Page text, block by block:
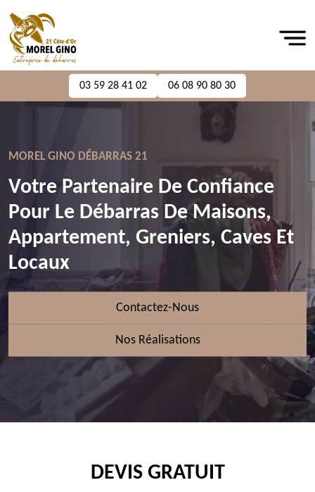
03 59 28 41 02 06 08 90 80 30
MOREL GINO DÉBARRAS 21
Votre Partenaire De Confiance
Pour Le Débarras De Maisons,
Appartement, Greniers, Caves Et
Locaux
Contactez-Nous
Nos Réalisations
DEVIS GRATUIT